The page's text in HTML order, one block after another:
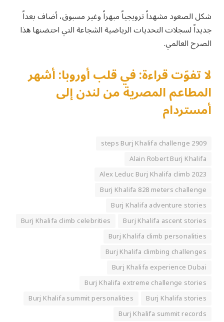
شكل الصعود مشهداً ترويجياً مبهراً وغير مسبوق، أضاف بعداً
جديداً لسجلات التحديات الرياضية الشجاعة التي احتضنها هذا
الصرح العالمي.
لا تفوّت قراءة: في قلب أوروبا: أشهر
المطاعم المصرية من لندن إلى
أمستردام
2909 steps Burj Khalifa challenge
Alain Robert Burj Khalifa
Alex Leduc Burj Khalifa climb 2023
Burj Khalifa 828 meters challenge
Burj Khalifa adventure stories
Burj Khalifa ascent stories
Burj Khalifa climb celebrities
Burj Khalifa climb personalities
Burj Khalifa climbing challenges
Burj Khalifa experience Dubai
Burj Khalifa extreme challenge stories
Burj Khalifa stories
Burj Khalifa summit personalities
Burj Khalifa summit records